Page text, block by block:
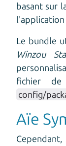
basant sur
l'application
Le bundle
Winzou
fichier de
config/
Aïe